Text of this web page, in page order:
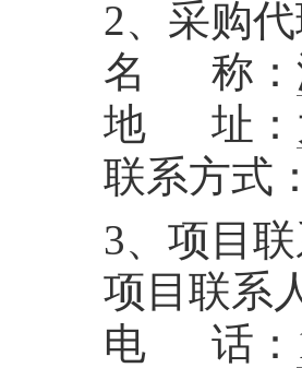
2、采购
名 称：
地 址：
联系方式：
3、项目
项目联系
电 话：